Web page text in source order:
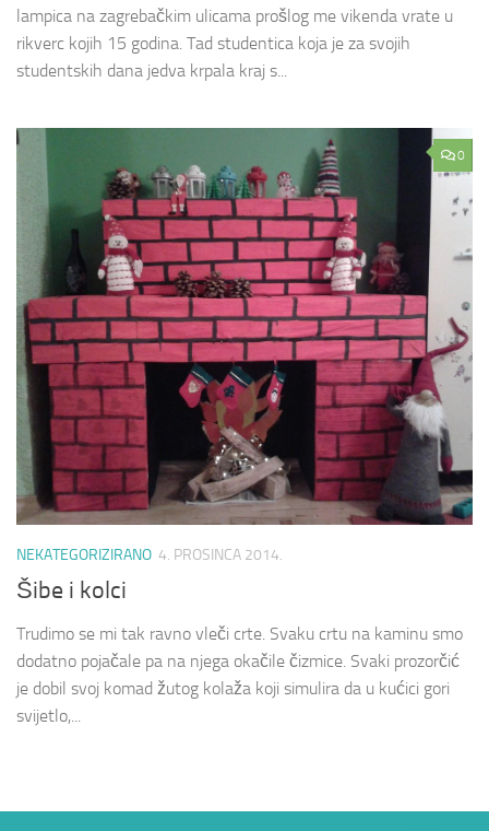
lampica na zagrebačkim ulicama prošlog me vikenda vrate u
rikverc kojih 15 godina. Tad studentica koja je za svojih
studentskih dana jedva krpala kraj s...
0
NEKATEGORIZIRANO 4. PROSINCA 2014.
Šibe i kolci
Trudimo se mi tak ravno vleči crte. Svaku crtu na kaminu smo
dodatno pojačale pa na njega okačile čizmice. Svaki prozorčić
je dobil svoj komad žutog kolaža koji simulira da u kućici gori
svijetlo,...